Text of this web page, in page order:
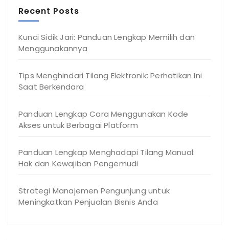
Recent Posts
Kunci Sidik Jari: Panduan Lengkap Memilih dan
Menggunakannya
Tips Menghindari Tilang Elektronik: Perhatikan Ini
Saat Berkendara
Panduan Lengkap Cara Menggunakan Kode
Akses untuk Berbagai Platform
Panduan Lengkap Menghadapi Tilang Manual:
Hak dan Kewajiban Pengemudi
Strategi Manajemen Pengunjung untuk
Meningkatkan Penjualan Bisnis Anda